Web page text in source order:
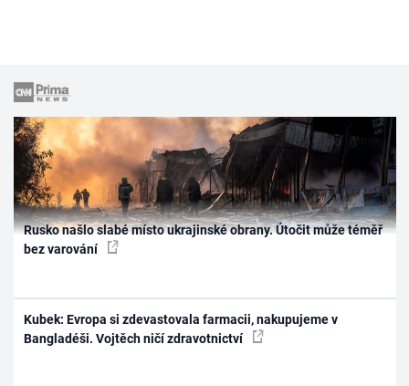
Rusko našlo slabé místo ukrajinské obrany. Útočit může téměř
bez varování
Kubek: Evropa si zdevastovala farmacii, nakupujeme v
Bangladéši. Vojtěch ničí zdravotnictví